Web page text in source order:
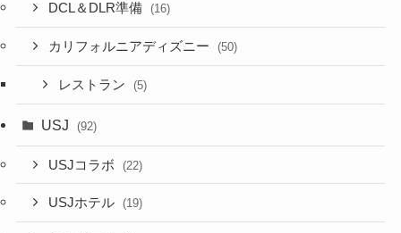
DCL＆DLR準備 (16)
カリフォルニアディズニー (50)
レストラン (5)
USJ (92)
USJコラボ (22)
USJホテル (19)